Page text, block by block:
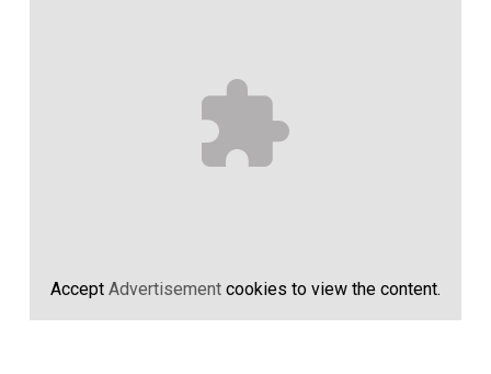
Accept Advertisement cookies to view the content.